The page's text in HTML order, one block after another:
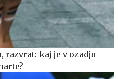
razvrat: kaj je v ozadju